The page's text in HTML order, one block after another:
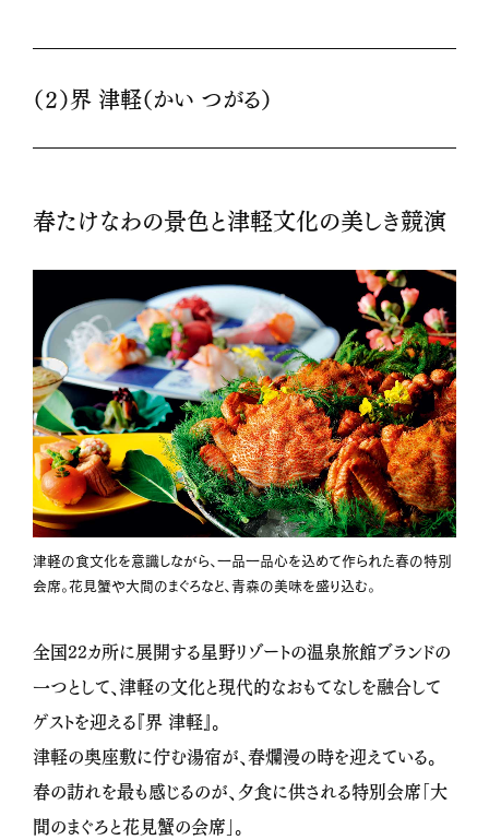
（２）界 津軽（かい つがる）
春たけなわの景色と津軽文化の美しき競演
津軽の食文化を意識しながら、一品一品心を込めて作られた春の特別
会席。花見蟹や大間のまぐろなど、青森の美味を盛り込む。
全国22カ所に展開する星野リゾートの温泉旅館ブランドの
一つとして、津軽の文化と現代的なおもてなしを融合して
ゲストを迎える『界 津軽』。
津軽の奥座敷に佇む湯宿が、春爛漫の時を迎えている。
春の訪れを最も感じるのが、夕食に供される特別会席「大
間のまぐろと花見蟹の会席」。